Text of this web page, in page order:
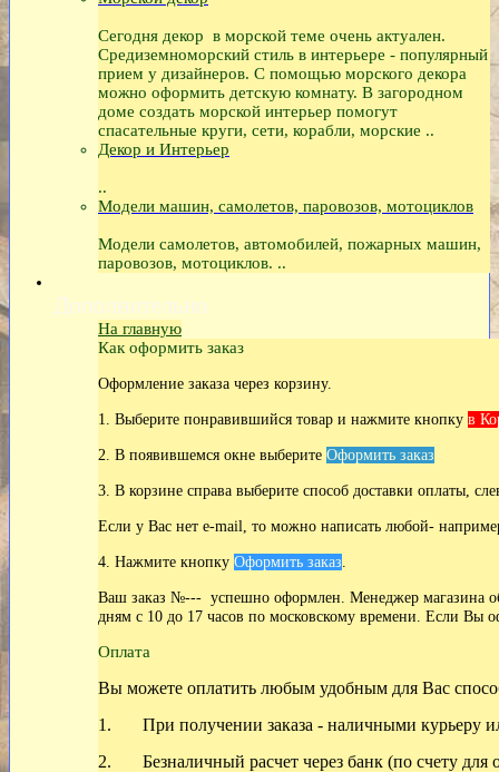
Сегодня декор в морской теме очень актуален.
Средиземноморский стиль в интерьере - популярный
прием у дизайнеров. С помощью морского декора
можно оформить детскую комнату. В загородном
доме создать морской интерьер помогут
спасательные круги, сети, корабли, морские ..
Декор и Интерьер
..
Модели машин, самолетов, паровозов, мотоциклов
Модели самолетов, автомобилей, пожарных машин,
паровозов, мотоциклов. ..
Дополнительно
На главную
Как оформить заказ
Оформление заказа через корзину.
1. Выберите понравившийся товар и нажмите кнопку в
2. В появившемся окне выберите Оформить заказ
3. В корзине справа выберите способ доставки оплаты,
Если у Вас нет e-mail, то можно написать любой-
4. Нажмите кнопку Оформить заказ.
Ваш заказ №--- успешно оформлен. Менеджер магазина
дням с 10 до 17 часов по московскому времени. Если Вы
Оплата
Вы можете оплатить любым удобным для Вас
1. При получении заказа - наличными курьеру
2. Безналичный расчет через банк (по счету для